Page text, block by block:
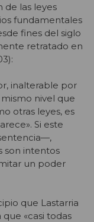
de las leyes
fundamentales
fines del siglo
retratado en
inalterable por
nivel que
otras leyes, es
Si este
son intentos
un poder
que Lastarria
«casi todas